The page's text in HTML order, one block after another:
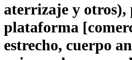
aterrizaje y otros),
plataforma
estrecho, cuerpo